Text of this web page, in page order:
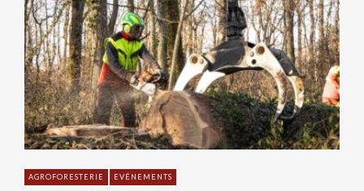
AGROFORESTERIE EVÉNEMENTS